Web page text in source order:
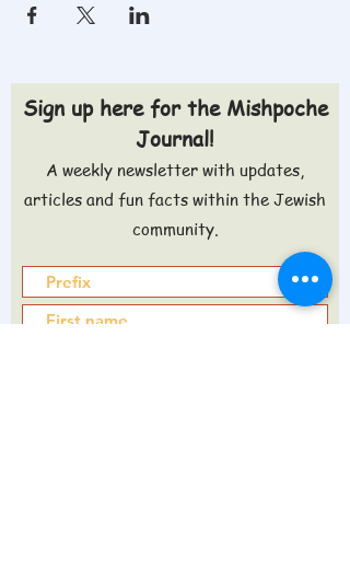
Sign up here for the Mishpoche
Journal!
A weekly newsletter with updates,
articles and fun facts within the Jewish
community.